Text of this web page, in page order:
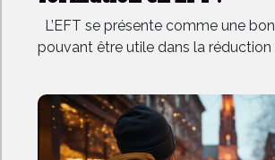
L’EFT se présente comme une
pouvant être utile dans la réduction